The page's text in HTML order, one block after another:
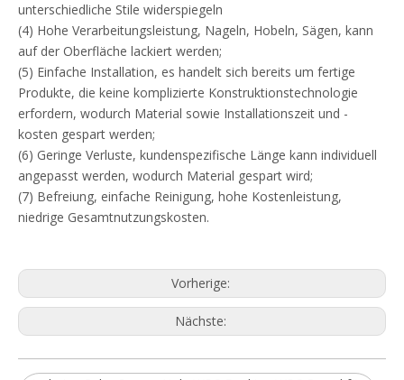
unterschiedliche Stile widerspiegeln
(4) Hohe Verarbeitungsleistung, Nageln, Hobeln, Sägen, kann
auf der Oberfläche lackiert werden;
(5) Einfache Installation, es handelt sich bereits um fertige
Produkte, die keine komplizierte Konstruktionstechnologie
erfordern, wodurch Material sowie Installationszeit und -
kosten gespart werden;
(6) Geringe Verluste, kundenspezifische Länge kann individuell
angepasst werden, wodurch Material gespart wird;
(7) Befreiung, einfache Reinigung, hohe Kostenleistung,
niedrige Gesamtnutzungskosten.
Vorherige:
Nächste: